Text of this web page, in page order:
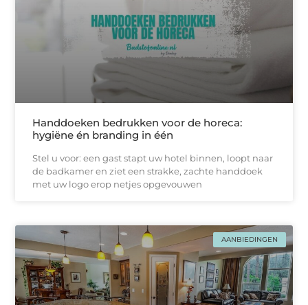
Handdoeken bedrukken voor de horeca:
hygiëne én branding in één
Stel u voor: een gast stapt uw hotel binnen, loopt naar
de badkamer en ziet een strakke, zachtе handdoek
met uw logo erop netjes opgevouwen
AANBIEDINGEN